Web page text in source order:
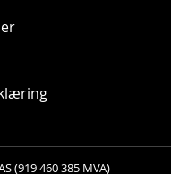
(919 460 385 MVA)